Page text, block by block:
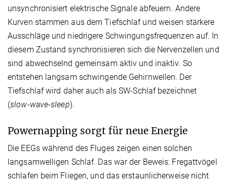
unsynchronisiert elektrische Signale abfeuern. Andere
Kurven stammen aus dem Tiefschlaf und weisen stärkere
Ausschläge und niedrigere Schwingungsfrequenzen auf. In
diesem Zustand synchronisieren sich die Nervenzellen und
sind abwechselnd gemeinsam aktiv und inaktiv. So
entstehen langsam schwingende Gehirnwellen. Der
Tiefschlaf wird daher auch als SW-Schlaf bezeichnet
(slow-wave-sleep).
Powernapping sorgt für neue Energie
Die EEGs während des Fluges zeigen einen solchen
langsamwelligen Schlaf. Das war der Beweis: Fregattvögel
schlafen beim Fliegen, und das erstaunlicherweise nicht